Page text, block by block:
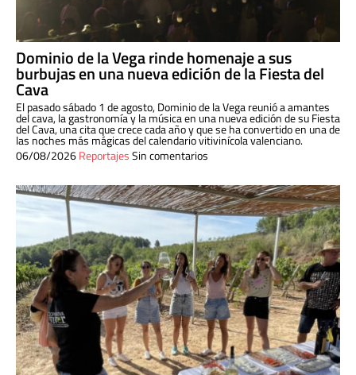
Dominio de la Vega rinde homenaje a sus
burbujas en una nueva edición de la Fiesta del
Cava
El pasado sábado 1 de agosto, Dominio de la Vega reunió a amantes
del cava, la gastronomía y la música en una nueva edición de su Fiesta
del Cava, una cita que crece cada año y que se ha convertido en una de
las noches más mágicas del calendario vitivinícola valenciano.
06/08/2026ReportajesSin comentarios